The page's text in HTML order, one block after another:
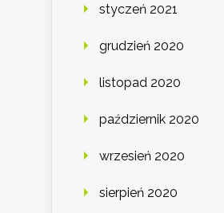
styczeń 2021
grudzień 2020
listopad 2020
październik 2020
wrzesień 2020
sierpień 2020